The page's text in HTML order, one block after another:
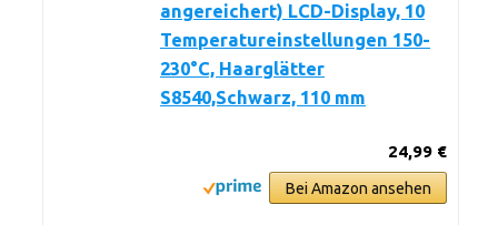
angereichert) LCD-Display, 10
Temperatureinstellungen 150-
230°C, Haarglätter
S8540,Schwarz, 110 mm
24,99 €
Bei Amazon ansehen